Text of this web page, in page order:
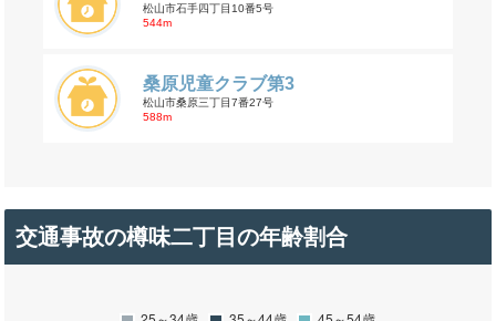
松山市石手四丁目10番5号
544m
桑原児童クラブ第3
松山市桑原三丁目7番27号
588m
交通事故の樽味二丁目の年齢割合